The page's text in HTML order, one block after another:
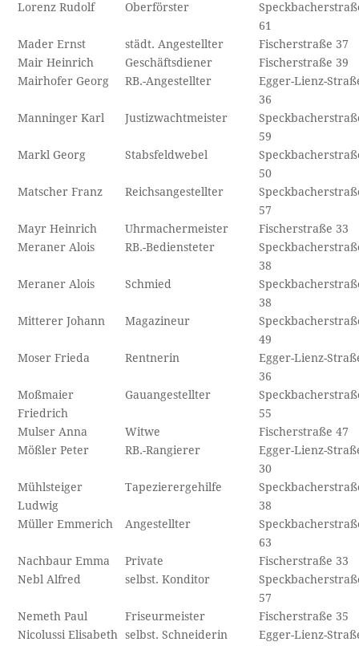
Lorenz Rudolf
Oberförster
61
Mader Ernst
städt. Angestellter
Fischerstraße 37
Mair Heinrich
Geschäftsdiener
Fischerstraße 39
Mairhofer Georg
RB.-Angestellter
Egger-Lienz-
36
Manninger Karl
Justizwachtmeister
59
Markl Georg
Stabsfeldwebel
50
Matscher Franz
Reichsangestellter
57
Mayr Heinrich
Uhrmachermeister
Fischerstraße 33
Meraner Alois
RB.-Bediensteter
38
Meraner Alois
Schmied
38
Mitterer Johann
Magazineur
49
Moser Frieda
Rentnerin
Egger-Lienz-
36
Moßmaier
Friedrich
Gauangestellter
55
Mulser Anna
Witwe
Fischerstraße 47
Mößler Peter
RB.-Rangierer
Egger-Lienz-
30
Mühlsteiger
Ludwig
Tapezierergehilfe
38
Müller Emmerich
Angestellter
63
Nachbaur Emma
Private
Fischerstraße 33
Nebl Alfred
selbst. Konditor
57
Nemeth Paul
Friseurmeister
Fischerstraße 35
Nicolussi Elisabeth
selbst. Schneiderin
Egger-Lienz-